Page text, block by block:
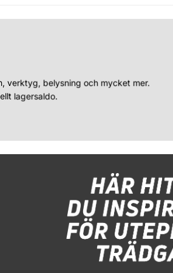
verktyg, belysning och mycket mer.
lagersaldo.